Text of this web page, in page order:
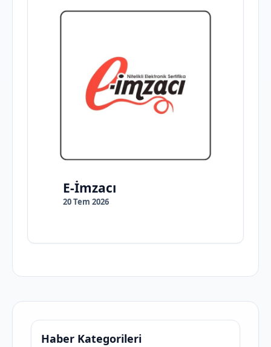
E-İmzacı
20 Tem 2026
Haber Kategorileri